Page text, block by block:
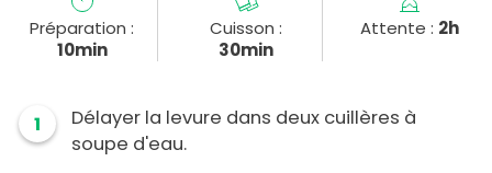
Préparation :
10min
Cuisson :
30min
Attente : 2h
1
Délayer la levure dans deux cuillères à
soupe d'eau.